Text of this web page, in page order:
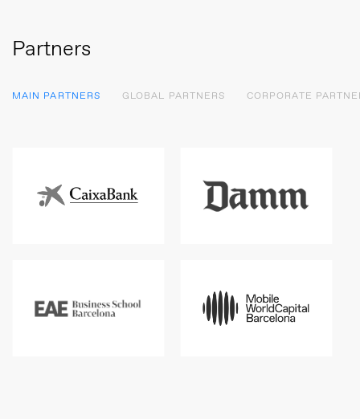
Partners
MAIN PARTNERS GLOBAL PARTNERS CORPORATE